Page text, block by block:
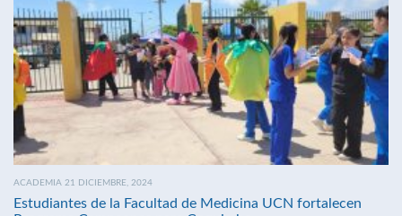
ACADEMIA 21 DICIEMBRE, 2024
Estudiantes de la Facultad de Medicina UCN fortalecen